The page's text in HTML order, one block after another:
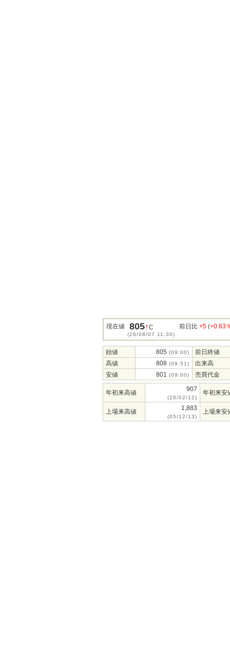
現在値 805↑C
(26/08/07 11:30)
前日比 +5 (+0.63
始値 805 (09:00)
前日終値
高値
808 (09:51)
出来高
安値
801 (09:00) 売買代金
年初来高値 907
(26/02/12)
年初来安
上場来高値 1,883
(05/12/13)
上場来安